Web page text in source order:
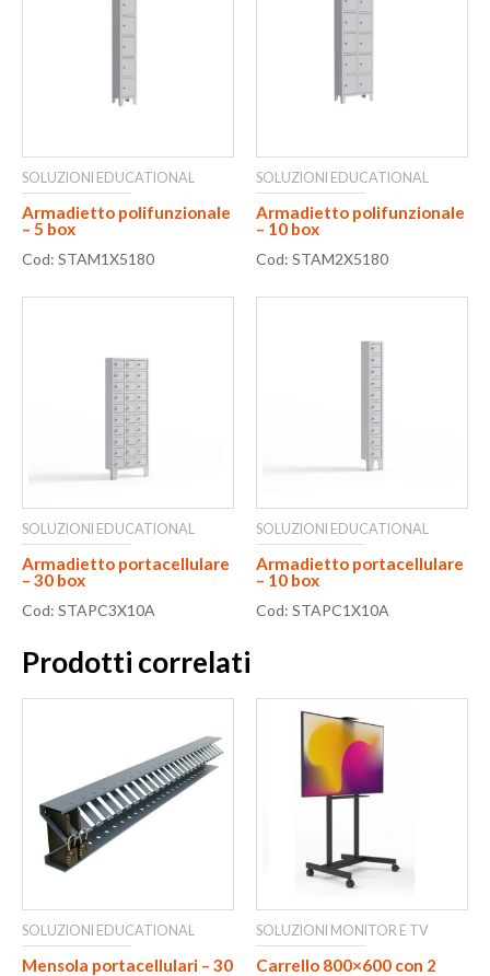
SOLUZIONI EDUCATIONAL
Armadietto polifunzionale
– 5 box
Cod: STAM1X5180
SOLUZIONI EDUCATIONAL
Armadietto polifunzionale
– 10 box
Cod: STAM2X5180
SOLUZIONI EDUCATIONAL
Armadietto portacellulare
– 30 box
Cod: STAPC3X10A
SOLUZIONI EDUCATIONAL
Armadietto portacellulare
– 10 box
Cod: STAPC1X10A
Prodotti correlati
SOLUZIONI EDUCATIONAL
Mensola portacellulari – 30
SOLUZIONI MONITOR E TV
Carrello 800×600 con 2